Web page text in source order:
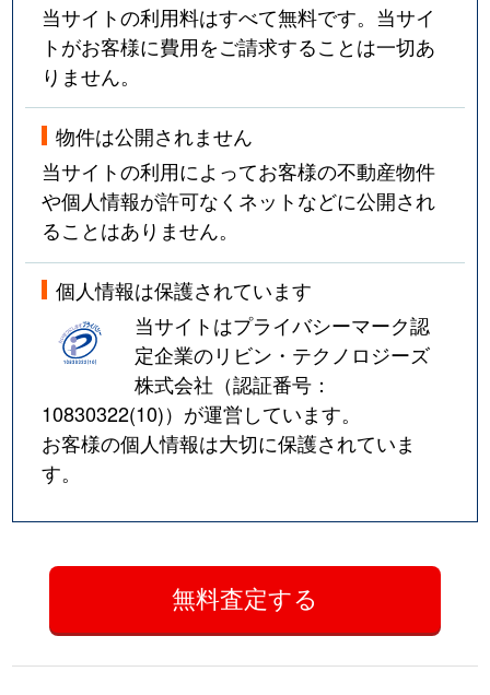
当サイトの利用料はすべて無料です。当サイ
トがお客様に費用をご請求することは一切あ
りません。
物件は公開されません
当サイトの利用によってお客様の不動産物件
や個人情報が許可なくネットなどに公開され
ることはありません。
個人情報は保護されています
当サイトはプライバシーマーク認
定企業のリビン・テクノロジーズ
株式会社（認証番号：
10830322(10)）が運営しています。
お客様の個人情報は大切に保護されていま
す。